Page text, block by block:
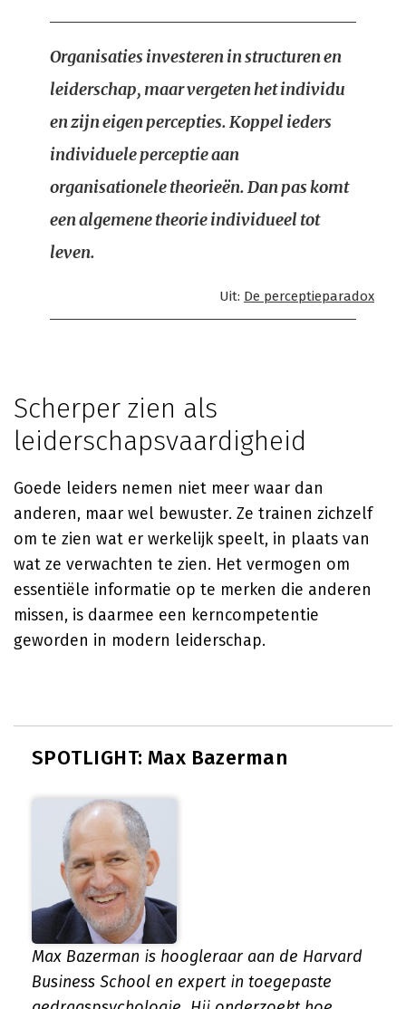
Organisaties investeren in structuren en
leiderschap, maar vergeten het individu
en zijn eigen percepties. Koppel ieders
individuele perceptie aan
organisationele theorieën. Dan pas komt
een algemene theorie individueel tot
leven.
Uit: De perceptieparadox
Scherper zien als
leiderschapsvaardigheid
Goede leiders nemen niet meer waar dan
anderen, maar wel bewuster. Ze trainen zichzelf
om te zien wat er werkelijk speelt, in plaats van
wat ze verwachten te zien. Het vermogen om
essentiële informatie op te merken die anderen
missen, is daarmee een kerncompetentie
geworden in modern leiderschap.
SPOTLIGHT: Max Bazerman
Max Bazerman is hoogleraar aan de Harvard
Business School en expert in toegepaste